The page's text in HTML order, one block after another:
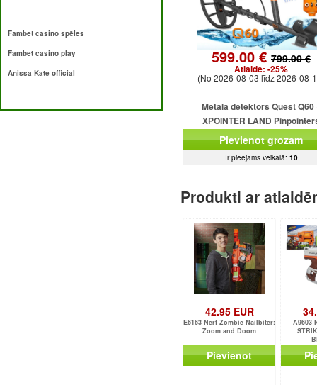
Fambet casino spēles
Fambet casino play
Anissa Kate official
599.00 €799.00 €
Atlaide: -25%
(No 2026-08-03 līdz 2026-08-
Metāla detektors Quest Q60
XPOINTER LAND
Pievienot grozam
Ir pieejams veikalā: 10
Produkti ar
42.95 EUR
E6163 Nerf Zombie Nailbiter:
Zoom and Doom
Pievienot
A9603